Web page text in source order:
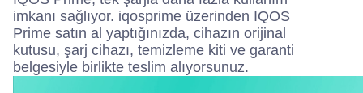
imkanı sağlıyor. iqosprime üzerinden IQOS
Prime satın al yaptığınızda, cihazın orijinal
kutusu, şarj cihazı, temizleme kiti ve garanti
belgesiyle birlikte teslim alıyorsunuz.